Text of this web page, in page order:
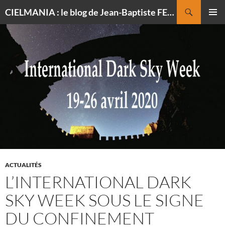
CIELMANIA : le blog de Jean-Baptiste FELDMANN, photographe du ciel
AU
CONTENU
ACTUALITÉS
L’INTERNATIONAL DARK
SKY WEEK SOUS LE SIGNE
DU CONFINEMENT